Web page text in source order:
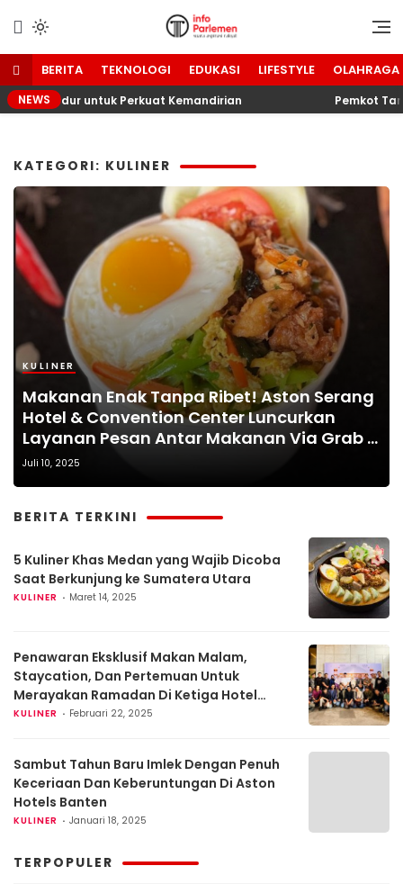
konten
Info Parlemen
Suara Aspirasi Rakyat
BERITA TEKNOLOGI EDUKASI LIFESTYLE OLAHRAGA
NEWS
Tidur untuk Perkuat Kemandirian Pemkot
KATEGORI: KULINER
KULINER
Makanan Enak Tanpa Ribet! Aston Serang
Hotel & Convention Center Luncurkan
Layanan Pesan Antar Makanan Via Grab &
Gojek
Juli 10, 2025
BERITA TERKINI
5 Kuliner Khas Medan yang Wajib Dicoba
Saat Berkunjung ke Sumatera Utara
KULINER Maret 14, 2025
Penawaran Eksklusif Makan Malam,
Staycation, Dan Pertemuan Untuk
Merayakan Ramadan Di Ketiga Hotel
Aston Di Banten
KULINER Februari 22, 2025
Sambut Tahun Baru Imlek Dengan Penuh
Keceriaan Dan Keberuntungan Di Aston
Hotels Banten
KULINER Januari 18, 2025
TERPOPULER